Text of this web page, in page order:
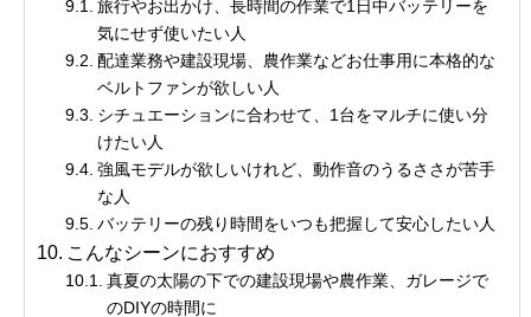
旅行やお出かけ、長時間の作業で1日中バッテリーを
気にせず使いたい人
配達業務や建設現場、農作業などお仕事用に本格的な
ベルトファンが欲しい人
シチュエーションに合わせて、1台をマルチに使い分
けたい人
強風モデルが欲しいけれど、動作音のうるささが苦手
な人
バッテリーの残り時間をいつも把握して安心したい人
こんなシーンにおすすめ
真夏の太陽の下での建設現場や農作業、ガレージで
のDIYの時間に